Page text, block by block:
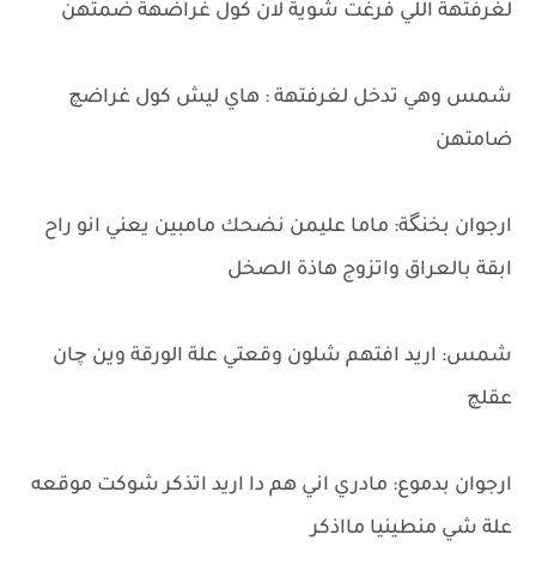
لغرفتهة اللي فرغت شوية لان كول غراضهة ضمتهن
شمس وهي تدخل لغرفتهة : هاي ليش كول غراضچ
ضامتهن
ارجوان بخنگة: ماما عليمن نضحك مامبين يعني انو راح
ابقة بالعراق واتزوج هاذة الصخل
شمس: اريد افتهم شلون وقعتي علة الورقة وين چان
عقلچ
ارجوان بدموع: مادري اني هم دا اريد اتذكر شوكت موقعه
علة شي منطينيا مااذكر